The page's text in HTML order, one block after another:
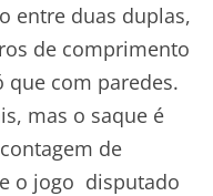
entre duas duplas,
de comprimento
que com paredes.
mas o saque é
de
o jogo disputado